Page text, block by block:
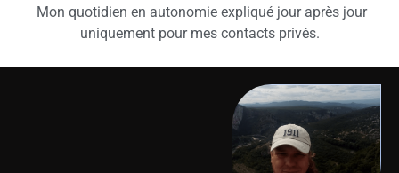
Mon quotidien en autonomie expliqué jour après jour
uniquement pour mes contacts privés.